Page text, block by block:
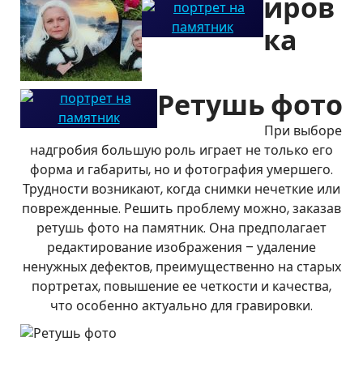
иров
ка
Ретушь фото
При выборе
надгробия большую роль играет не только его
форма и габариты, но и фотография умершего.
Трудности возникают, когда снимки нечеткие или
поврежденные. Решить проблему можно, заказав
ретушь фото на памятник. Она предполагает
редактирование изображения – удаление
ненужных дефектов, преимущественно на старых
портретах, повышение ее четкости и качества,
что особенно актуально для гравировки.